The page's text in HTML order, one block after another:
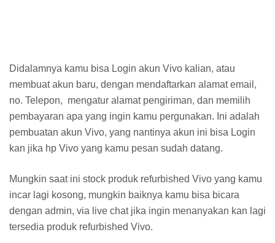
Didalamnya kamu bisa Login akun Vivo kalian, atau
membuat akun baru, dengan mendaftarkan alamat email,
no. Telepon, mengatur alamat pengiriman, dan memilih
pembayaran apa yang ingin kamu pergunakan. Ini adalah
pembuatan akun Vivo, yang nantinya akun ini bisa Login
kan jika hp Vivo yang kamu pesan sudah datang.
Mungkin saat ini stock produk refurbished Vivo yang kamu
incar lagi kosong, mungkin baiknya kamu bisa bicara
dengan admin, via live chat jika ingin menanyakan kan lagi
tersedia produk refurbished Vivo.